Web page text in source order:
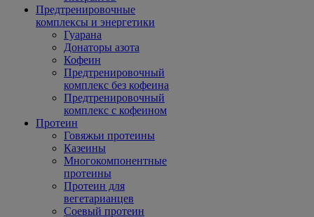
Предтренировочные
комплексы и энергетики
Гуарана
Донаторы азота
Кофеин
Предтренировочный
комплекс без кофеина
Предтренировочный
комплекс с кофеином
Протеин
Говяжьи протеины
Казеины
Многокомпонентные
протеины
Протеин для
вегетарианцев
Соевый протеин